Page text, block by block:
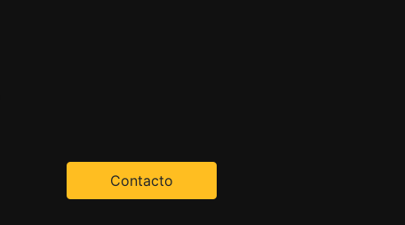
Contacto